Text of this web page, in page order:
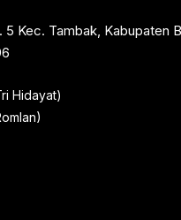
Kec. Tambak, Kabupaten
Hidayat)